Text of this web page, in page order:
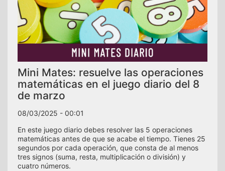
Mini Mates: resuelve las operaciones
matemáticas en el juego diario del 8
de marzo
08/03/2025 - 00:01
En este juego diario debes resolver las 5 operaciones
matemáticas antes de que se acabe el tiempo. Tienes 25
segundos por cada operación, que consta de al menos
tres signos (suma, resta, multiplicación o división) y
cuatro números.